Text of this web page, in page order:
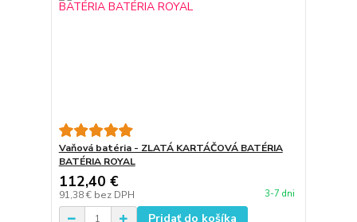
Vaňová batéria - ZLATÁ KARTÁČOVÁ BATÉRIA
BATÉRIA ROYAL
112,40 €
91,38 € bez DPH 3-7 dni
Pridať do košíka